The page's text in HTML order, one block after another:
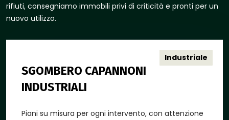
rifiuti, consegniamo immobili privi di criticità e pronti per un
nuovo utilizzo.
SGOMBERO CAPANNONI
INDUSTRIALI
Piani su misura per ogni intervento, con attenzione
Industriale